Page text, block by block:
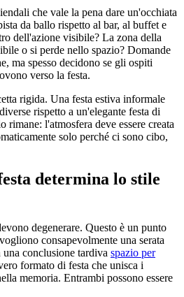
che vale la pena dare un'occhiata
da ballo rispetto al bar, al buffet e
dell'azione visibile? La zona della
o si perde nello spazio? Domande
ma spesso decidono se gli ospiti
verso la festa.
rigida. Una festa estiva informale
rispetto a un'elegante festa di
l'atmosfera deve essere creata
solo perché ci sono cibo,
determina lo stile
degenerare. Questo è un punto
consapevolmente una serata
conclusione tardiva spazio per
formato di festa che unisca i
memoria. Entrambi possono essere